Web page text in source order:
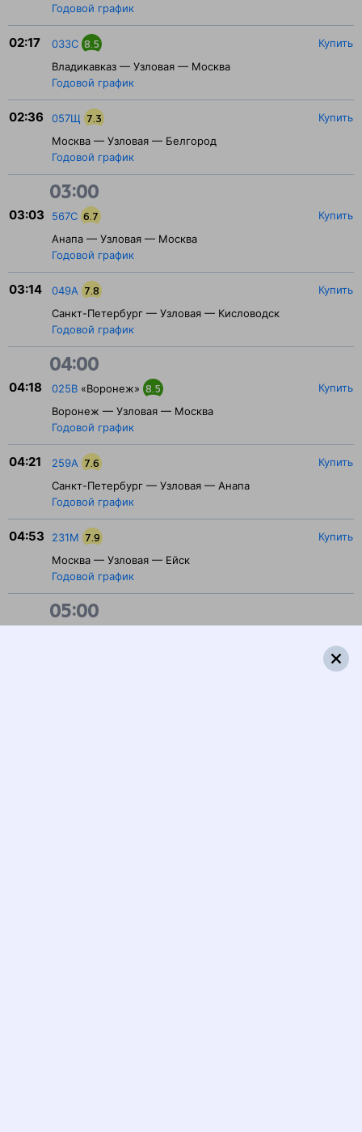
Годовой график
02:17 033С 8.5
Владикавказ — Узловая — Москва
Годовой график
Купить
02:36 057Щ 7.3
Москва — Узловая — Белгород
Годовой график
Купить
03:00
03:03 567С 6.7
Анапа — Узловая — Москва
Годовой график
Купить
03:14 049А 7.8
Санкт-Петербург — Узловая — Кисловодск
Годовой график
Купить
04:00
04:18 025В «Воронеж» 8.5
Воронеж — Узловая — Москва
Годовой график
Купить
04:21 259А 7.6
Санкт-Петербург — Узловая — Анапа
Годовой график
Купить
04:53 231М 7.9
Москва — Узловая — Ейск
Годовой график
Купить
05:00